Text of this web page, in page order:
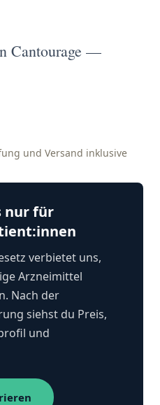
Cantourage —
und Versand inklusive
nur für
verbietet uns,
Arzneimittel
Nach der
siehst du Preis,
und